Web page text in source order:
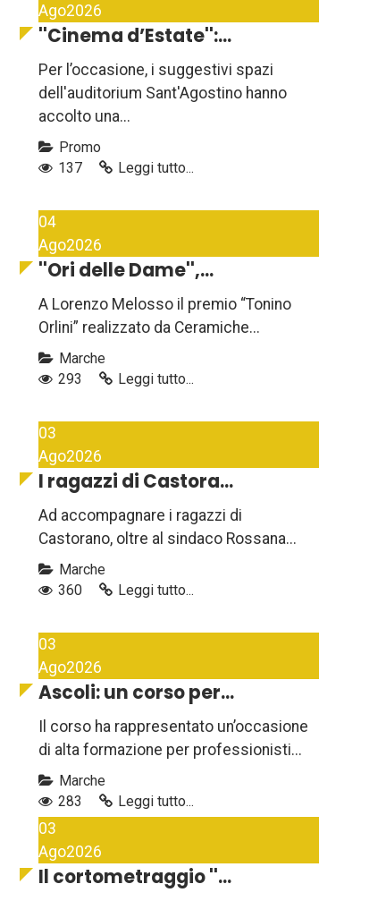
Ago2026
''Cinema d’Estate'':...
Per l’occasione, i suggestivi spazi
dell'auditorium Sant'Agostino hanno
accolto una...
Promo
137
Leggi tutto...
04
Ago2026
''Ori delle Dame'',...
A Lorenzo Melosso il premio “Tonino
Orlini” realizzato da Ceramiche...
Marche
293
Leggi tutto...
03
Ago2026
I ragazzi di Castora...
Ad accompagnare i ragazzi di
Castorano, oltre al sindaco Rossana...
Marche
360
Leggi tutto...
03
Ago2026
Ascoli: un corso per...
Il corso ha rappresentato un’occasione
di alta formazione per professionisti...
Marche
283
Leggi tutto...
03
Ago2026
Il cortometraggio ''...